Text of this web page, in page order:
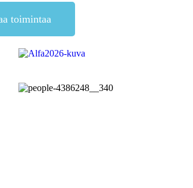
toimintaa